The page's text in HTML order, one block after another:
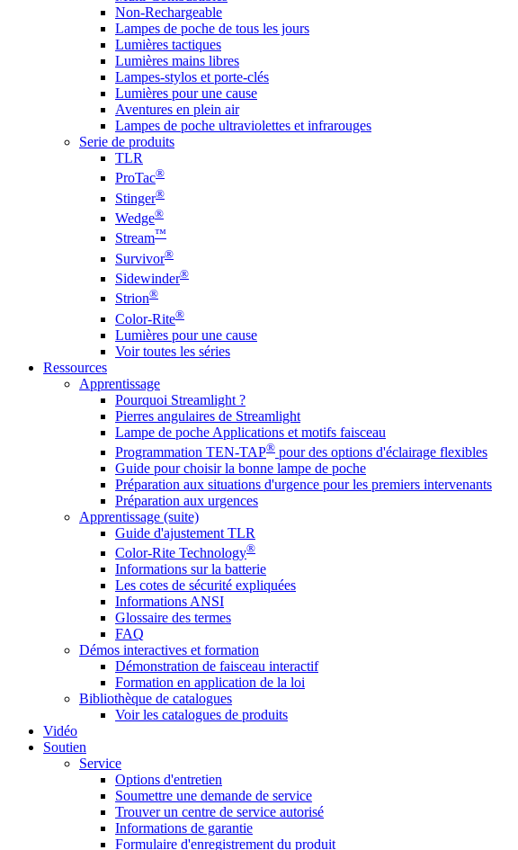
Non-Rechargeable
Lampes de poche de tous les jours
Lumières tactiques
Lumières mains libres
Lampes-stylos et porte-clés
Lumières pour une cause
Aventures en plein air
Lampes de poche ultraviolettes et infrarouges
Serie de produits
TLR
ProTac®
Stinger®
Wedge®
Stream™
Survivor®
Sidewinder®
Strion®
Color-Rite®
Lumières pour une cause
Voir toutes les séries
Ressources
Apprentissage
Pourquoi Streamlight ?
Pierres angulaires de Streamlight
Lampe de poche Applications et motifs faisceau
Programmation TEN-TAP® pour des options d'éclairage flexibles
Guide pour choisir la bonne lampe de poche
Préparation aux situations d'urgence pour les premiers intervenants
Préparation aux urgences
Apprentissage (suite)
Guide d'ajustement TLR
Color-Rite Technology®
Informations sur la batterie
Les cotes de sécurité expliquées
Informations ANSI
Glossaire des termes
FAQ
Démos interactives et formation
Démonstration de faisceau interactif
Formation en application de la loi
Bibliothèque de catalogues
Voir les catalogues de produits
Vidéo
Soutien
Service
Options d'entretien
Soumettre une demande de service
Trouver un centre de service autorisé
Informations de garantie
Formulaire d'enregistrement du produit